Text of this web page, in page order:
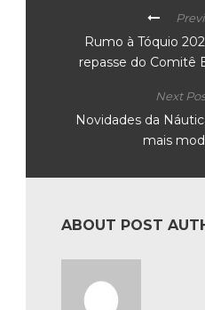
Rumo à Tóquio
repasse do Comitê
Next
Novidades da
mais
ABOUT POST